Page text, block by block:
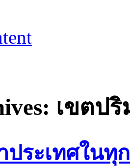
เขตป
ระเทศในทุ